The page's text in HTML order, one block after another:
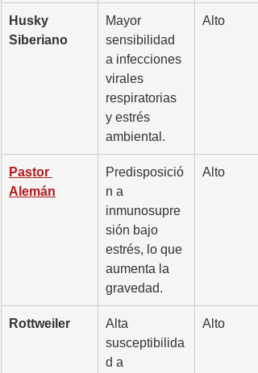
Husky
Siberiano
Mayor
sensibilidad
a infecciones
virales
respiratorias
y estrés
ambiental.
Alto
Pastor
Alemán
Predisposició
n a
inmunosupre
sión bajo
estrés, lo que
aumenta la
gravedad.
Alto
Rottweiler
Alta
susceptibilida
d a
Alto